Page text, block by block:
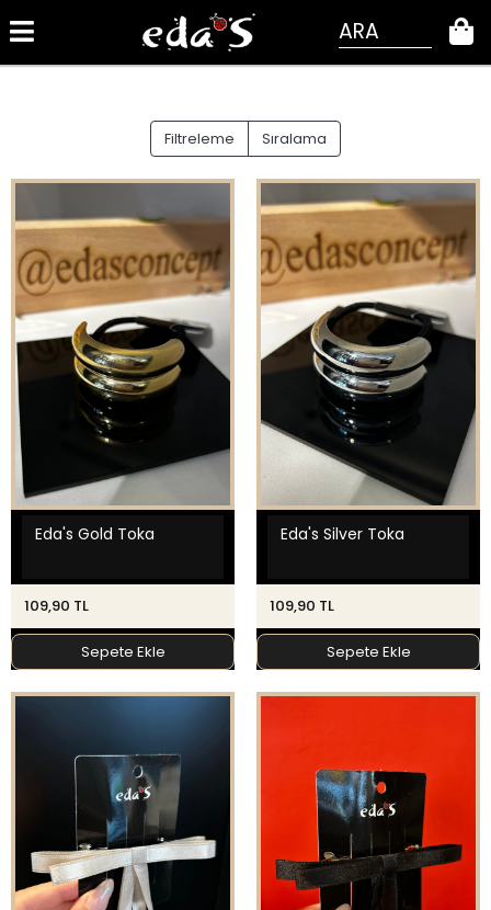
ARA 0
Filtreleme Sıralama
Eda's Gold Toka
109,90 TL
Sepete Ekle
Eda's Silver Toka
109,90 TL
Sepete Ekle